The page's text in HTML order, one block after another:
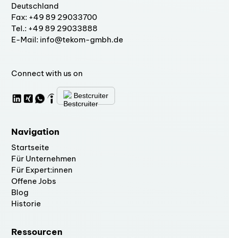
Deutschland
Fax: +49 89 29033700
Tel.: +49 89 29033888
E-Mail: info@tekom-gmbh.de
Connect with us on
Bestcruiter
Navigation
Startseite
Für Unternehmen
Für Expert:innen
Offene Jobs
Blog
Historie
Ressourcen